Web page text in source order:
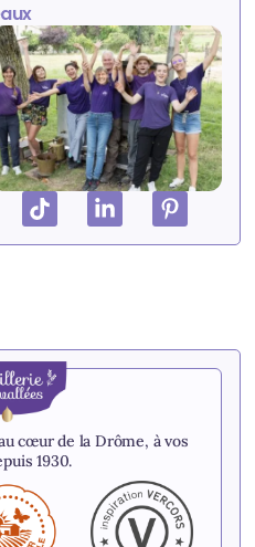
cœur de la Drôme, à vos
1930.